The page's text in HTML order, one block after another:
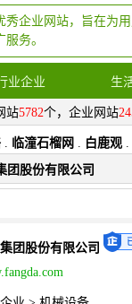
秀企业网站，旨在为
务。
业企业 生
站5782个，企业网站
. 临潼石榴网 . 白鹿观 .
团股份有限公司
团股份有限公司